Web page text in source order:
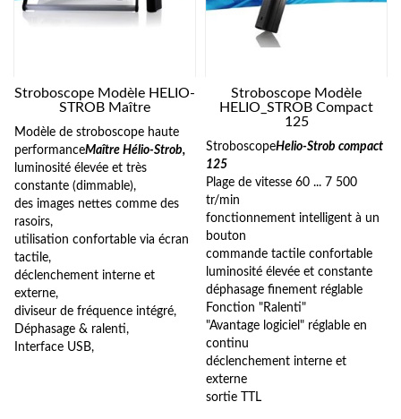
Stroboscope Modèle HELIO-
STROB Maître
Modèle de stroboscope haute
performanceMaître Hélio-Strob,
luminosité élevée et très
constante (dimmable),
des images nettes comme des
rasoirs,
utilisation confortable via écran
tactile,
déclenchement interne et
externe,
diviseur de fréquence intégré,
Déphasage & ralenti,
Interface USB,
Stroboscope Modèle
HELIO_STROB Compact
125
StroboscopeHelio-Strob compact
125
Plage de vitesse 60 ... 7 500
tr/min
fonctionnement intelligent à un
bouton
commande tactile confortable
luminosité élevée et constante
déphasage finement réglable
Fonction "Ralenti"
"Avantage logiciel" réglable en
continu
déclenchement interne et
externe
sortie TTL